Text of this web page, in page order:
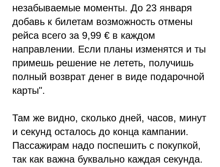
незабываемые моменты. До 23 января
добавь к билетам возможность отмены
рейса всего за 9,99 € в каждом
направлении. Если планы изменятся и ты
примешь решение не лететь, получишь
полный возврат денег в виде подарочной
карты".
Там же видно, сколько дней, часов, минут
и секунд осталось до конца кампании.
Пассажирам надо поспешить с покупкой,
так как важна буквально каждая секунда.